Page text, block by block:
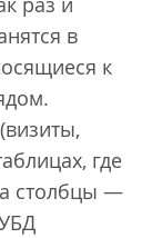
в
к
где
столбцы —